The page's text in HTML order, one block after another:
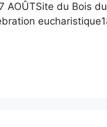
AOÛTSite du Bois